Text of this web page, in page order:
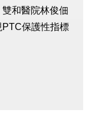
和醫院林俊佃
保護性指標